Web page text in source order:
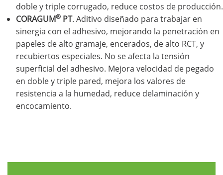
doble y triple corrugado, reduce costos de producción.
CORAGUM® PT. Aditivo diseñado para trabajar en
sinergia con el adhesivo, mejorando la penetración en
papeles de alto gramaje, encerados, de alto RCT, y
recubiertos especiales. No se afecta la tensión
superficial del adhesivo. Mejora velocidad de pegado
en doble y triple pared, mejora los valores de
resistencia a la humedad, reduce delaminación y
encocamiento.